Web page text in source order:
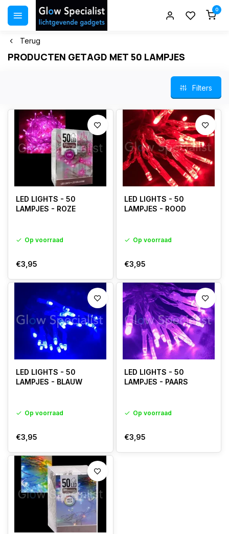
0
Terug
PRODUCTEN GETAGD MET 50 LAMPJES
Filters
LED LIGHTS - 50
LAMPJES - ROZE
Op voorraad
€3,95
LED LIGHTS - 50
LAMPJES - ROOD
Op voorraad
€3,95
LED LIGHTS - 50
LAMPJES - BLAUW
Op voorraad
€3,95
LED LIGHTS - 50
LAMPJES - PAARS
Op voorraad
€3,95